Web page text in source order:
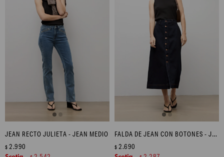
JEAN RECTO JULIETA - JEAN MEDIO
$ 2.990
FALDA DE JEAN CON BOTONES - JEAN OSCURO
$ 2.690